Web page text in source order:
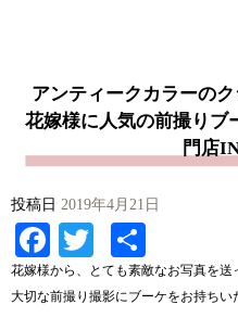
アンティークカラーの
花嫁様に人気の前撮りブ
門店
投稿日 2019年4月21日
Facebook
Twitter
有
花嫁様から、とても素敵なお写真を送
大切な前撮り撮影にブーケをお持ち